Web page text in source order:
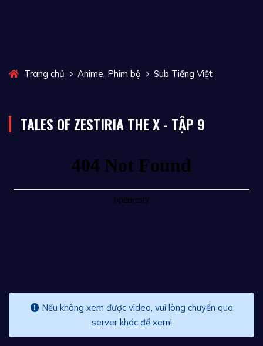
Trang chủ Anime, Phim bộ Sub Tiếng Việt
TALES OF ZESTIRIA THE X - TẬP 9
Nếu không xem được video, vui lòng chuyển qua
server khác để xem!